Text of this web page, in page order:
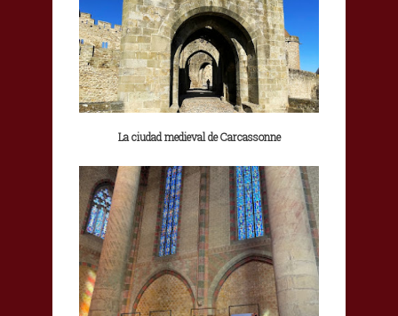
La ciudad medieval de Carcassonne